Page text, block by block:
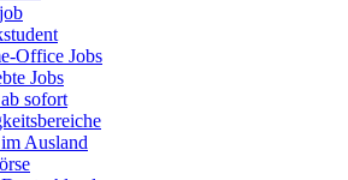
Office Jobs
Jobs
sofort
Ausland